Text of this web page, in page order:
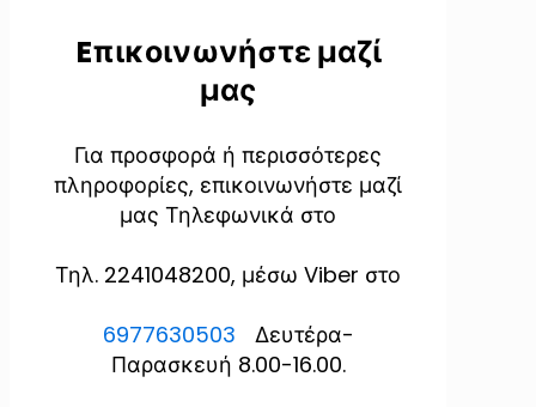
Eπικοινωνήστε μαζί
μας
Για προσφορά ή περισσότερες
πληροφορίες, επικοινωνήστε μαζί
μας Τηλεφωνικά στο
Τηλ. 2241048200, μέσω Viber στο
6977630503 Δευτέρα-
Παρασκευή 8.00-16.00.